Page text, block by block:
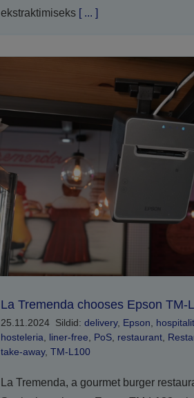
ekstraktimiseks[ ... ]
La Tremenda chooses Epson TM-
25.11.2024 Sildid: delivery, Epson,
hosteleria, liner-free, PoS, restaurant,
take-away, TM-L100
La Tremenda, a gourmet burger